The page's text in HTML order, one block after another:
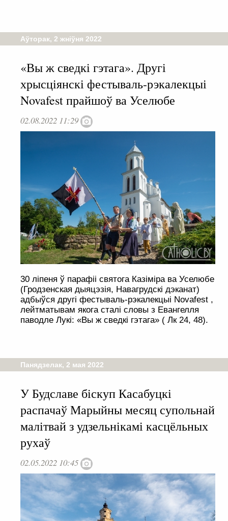
Аўторак, 2 жніўня 2022
«Вы ж сведкі гэтага». Другі
хрысціянскі фестываль-рэкалекцыі
Novafest прайшоў ва Уселюбе
02.08.2022 11:29
30 ліпеня ў парафіі святога Казіміра ва Уселюбе
(Гродзенская дыяцэзія, Навагрудскі дэканат)
адбыўся другі фестываль-рэкалекцыі Novafest ,
лейтматывам якога сталі словы з Евангелля
паводле Лукі: «Вы ж сведкі гэтага» ( Лк 24, 48).
Панядзелак, 2 мая 2022
У Будславе біскуп Касабуцкі
распачаў Марыйны месяц супольнай
малітвай з удзельнікамі касцёльных
рухаў
02.05.2022 10:45